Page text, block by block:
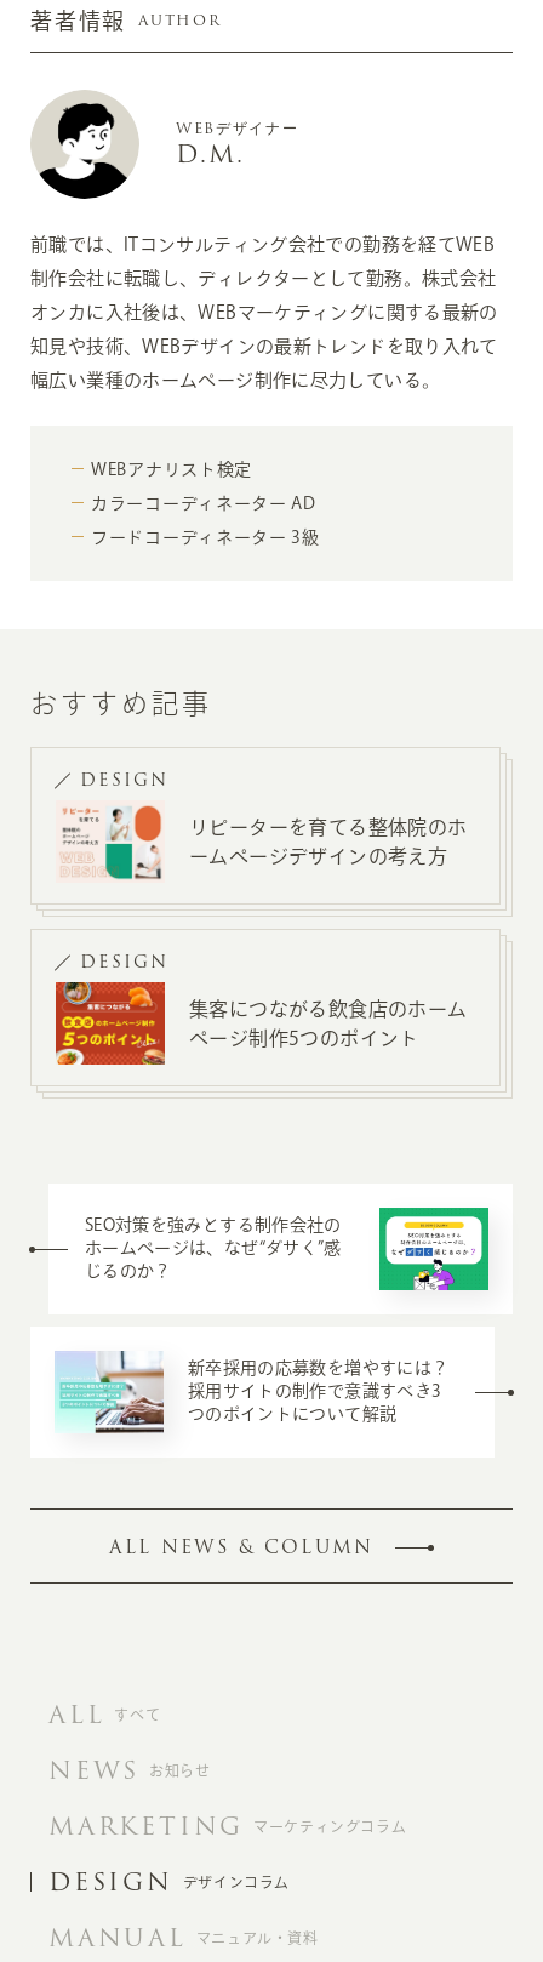
著者情報 AUTHOR
WEBデザイナー
D.M.
前職では、ITコンサルティング会社での勤務を経てWEB
制作会社に転職し、ディレクターとして勤務。株式会社
オンカに入社後は、WEBマーケティングに関する最新の
知見や技術、WEBデザインの最新トレンドを取り入れて
幅広い業種のホームページ制作に尽力している。
WEBアナリスト検定
カラーコーディネーター AD
フードコーディネーター 3級
おすすめ記事
DESIGN
リピーターを育てる整体院のホ
ームページデザインの考え方
DESIGN
集客につながる飲食店のホーム
ページ制作5つのポイント
SEO対策を強みとする制作会社の
ホームページは、なぜ“ダサく”感
じるのか？
新卒採用の応募数を増やすには？
採用サイトの制作で意識すべき3
つのポイントについて解説
ALL NEWS & COLUMN
ALL すべて
NEWS お知らせ
MARKETING マーケティングコラム
DESIGN デザインコラム
MANUAL マニュアル・資料